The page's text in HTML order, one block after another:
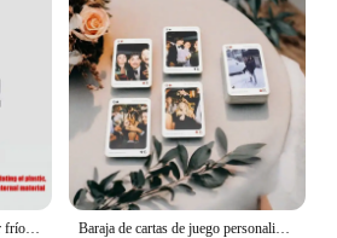
Baraja de cartas de juego personalizada, regalo de foto único, libro de fotos Ideal alternativo, juego de caja de cartas de póquer personalizado